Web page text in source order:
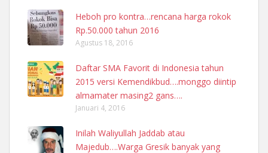
Heboh pro kontra…rencana harga rokok
Rp.50.000 tahun 2016
Agustus 18, 2016
Daftar SMA Favorit di Indonesia tahun
2015 versi Kemendikbud….monggo diintip
almamater masing2 gans….
Januari 4, 2016
Inilah Waliyullah Jaddab atau
Majedub….Warga Gresik banyak yang